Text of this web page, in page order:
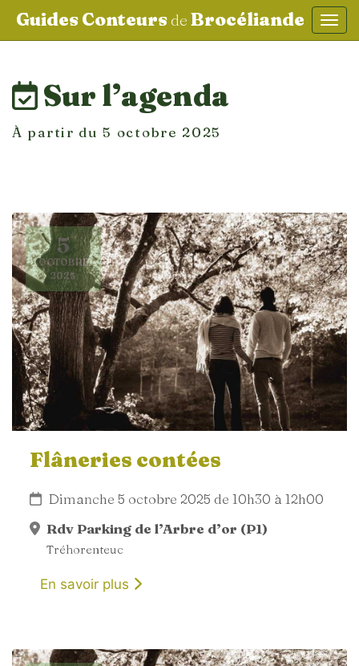
Guides Conteursde Brocéliande
Sur l’agenda
À partir du 5 octobre 2025
5
OCTOBRE
2025
Flâneries contées
Dimanche 5 octobre 2025 de 10h30 à 12h00
Rdv Parking de l’Arbre d’or (P1)
Tréhorenteuc
En savoir plus